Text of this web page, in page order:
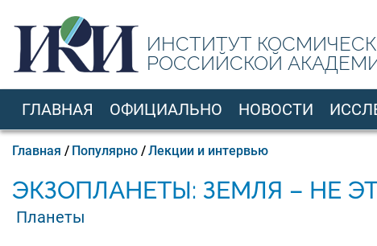
основному
содержанию
ИНСТИТУТ
РОССИЙСКОЙ
ГЛАВНАЯ ОФИЦИАЛЬНО НОВОСТИ
Строка
навигации
Главная Популярно Лекции и интервью
ЭКЗОПЛАНЕТЫ: ЗЕМЛЯ – НЕ
Планеты